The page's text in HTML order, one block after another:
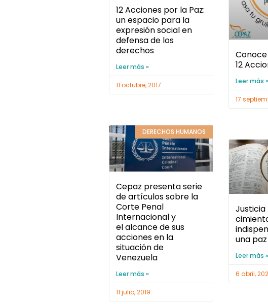
12 Acciones por la Paz:
un espacio para la
expresión social en
defensa de los
derechos
Leer más »
11 octubre, 2017
12
Leer más »
17
DERECHOS HUMANOS
Cepaz presenta serie
de artículos sobre la
Corte Penal
Internacional y
el alcance de sus
acciones en la
situación de
Venezuela
Leer más »
11 julio, 2019
Justicia
una
Leer más »
6 abril,